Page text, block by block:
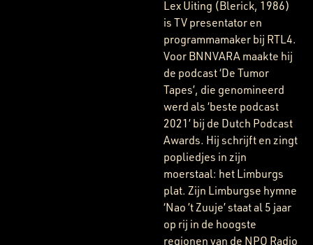
Lex Uiting (Blerick, 1986)
is TV presentator en
programmamaker bij RTL4.
Voor BNNVARA maakte hij
de podcast ‘De Tumor
Tapes’, die genomineerd
werd als ‘beste podcast
2021’ bij de Dutch Podcast
Awards. Hij schrijft en zingt
popliedjes in zijn
moerstaal: het Limburgs
plat. Zijn Limburgse hymne
‘Nao ’t Zuuje’ staat al 5 jaar
op rij in de hoogste
regionen van de NPO Radio